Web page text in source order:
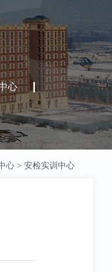
心
心> 安检实训中心